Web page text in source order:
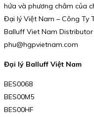
hứa và phương châm của
Đại lý Việt Nam – Công Ty
Balluff Viet Nam
phu@hgpvietnam.com
Đại lý Balluff Việt Nam
BES0068
BES00M5
BES00HF